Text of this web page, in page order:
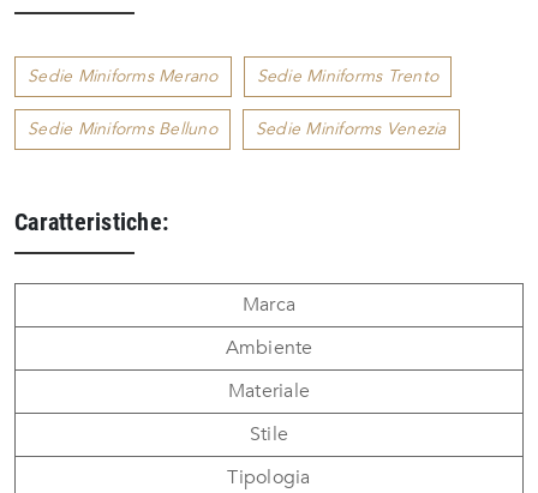
Sedie Miniforms Merano Sedie Miniforms Trento
Sedie Miniforms Belluno Sedie Miniforms Venezia
Caratteristiche:
Marca
Ambiente
Materiale
Stile
Tipologia